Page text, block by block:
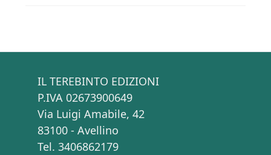
IL TEREBINTO EDIZIONI
P.IVA 02673900649
Via Luigi Amabile, 42
83100 - Avellino
Tel. 3406862179